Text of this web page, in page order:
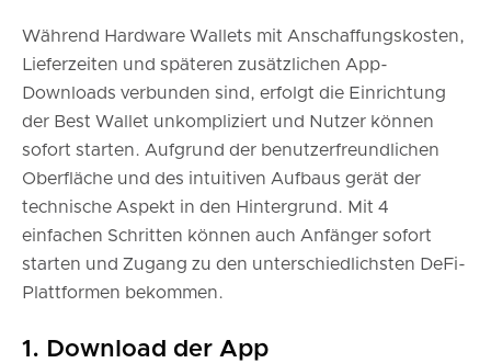
Während Hardware Wallets mit Anschaffungskosten,
Lieferzeiten und späteren zusätzlichen App-
Downloads verbunden sind, erfolgt die Einrichtung
der Best Wallet unkompliziert und Nutzer können
sofort starten. Aufgrund der benutzerfreundlichen
Oberfläche und des intuitiven Aufbaus gerät der
technische Aspekt in den Hintergrund. Mit 4
einfachen Schritten können auch Anfänger sofort
starten und Zugang zu den unterschiedlichsten DeFi-
Plattformen bekommen.
1. Download der App